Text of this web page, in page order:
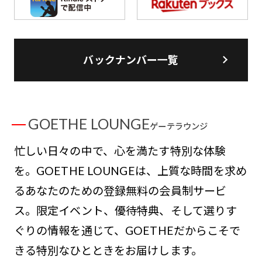
バックナンバー一覧
GOETHE LOUNGEゲーテラウンジ
忙しい日々の中で、心を満たす特別な体験
を。GOETHE LOUNGEは、上質な時間を求め
るあなたのための登録無料の会員制サービ
ス。限定イベント、優待特典、そして選りす
ぐりの情報を通じて、GOETHEだからこそで
きる特別なひとときをお届けします。